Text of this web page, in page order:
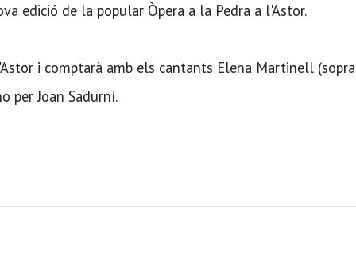
edició de la popular Òpera a la Pedra a l'Astor.
i comptarà amb els cantants Elena Martinell
per Joan Sadurní.